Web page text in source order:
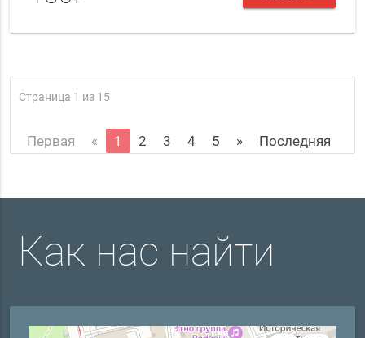
Страница 1 из 15
Первая « 1 2 3 4 5 » Последняя
Как нас найти